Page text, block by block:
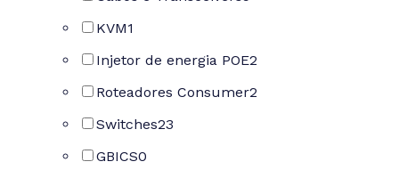
KVM1
Injetor de energia POE2
Roteadores Consumer2
Switches23
GBICS0